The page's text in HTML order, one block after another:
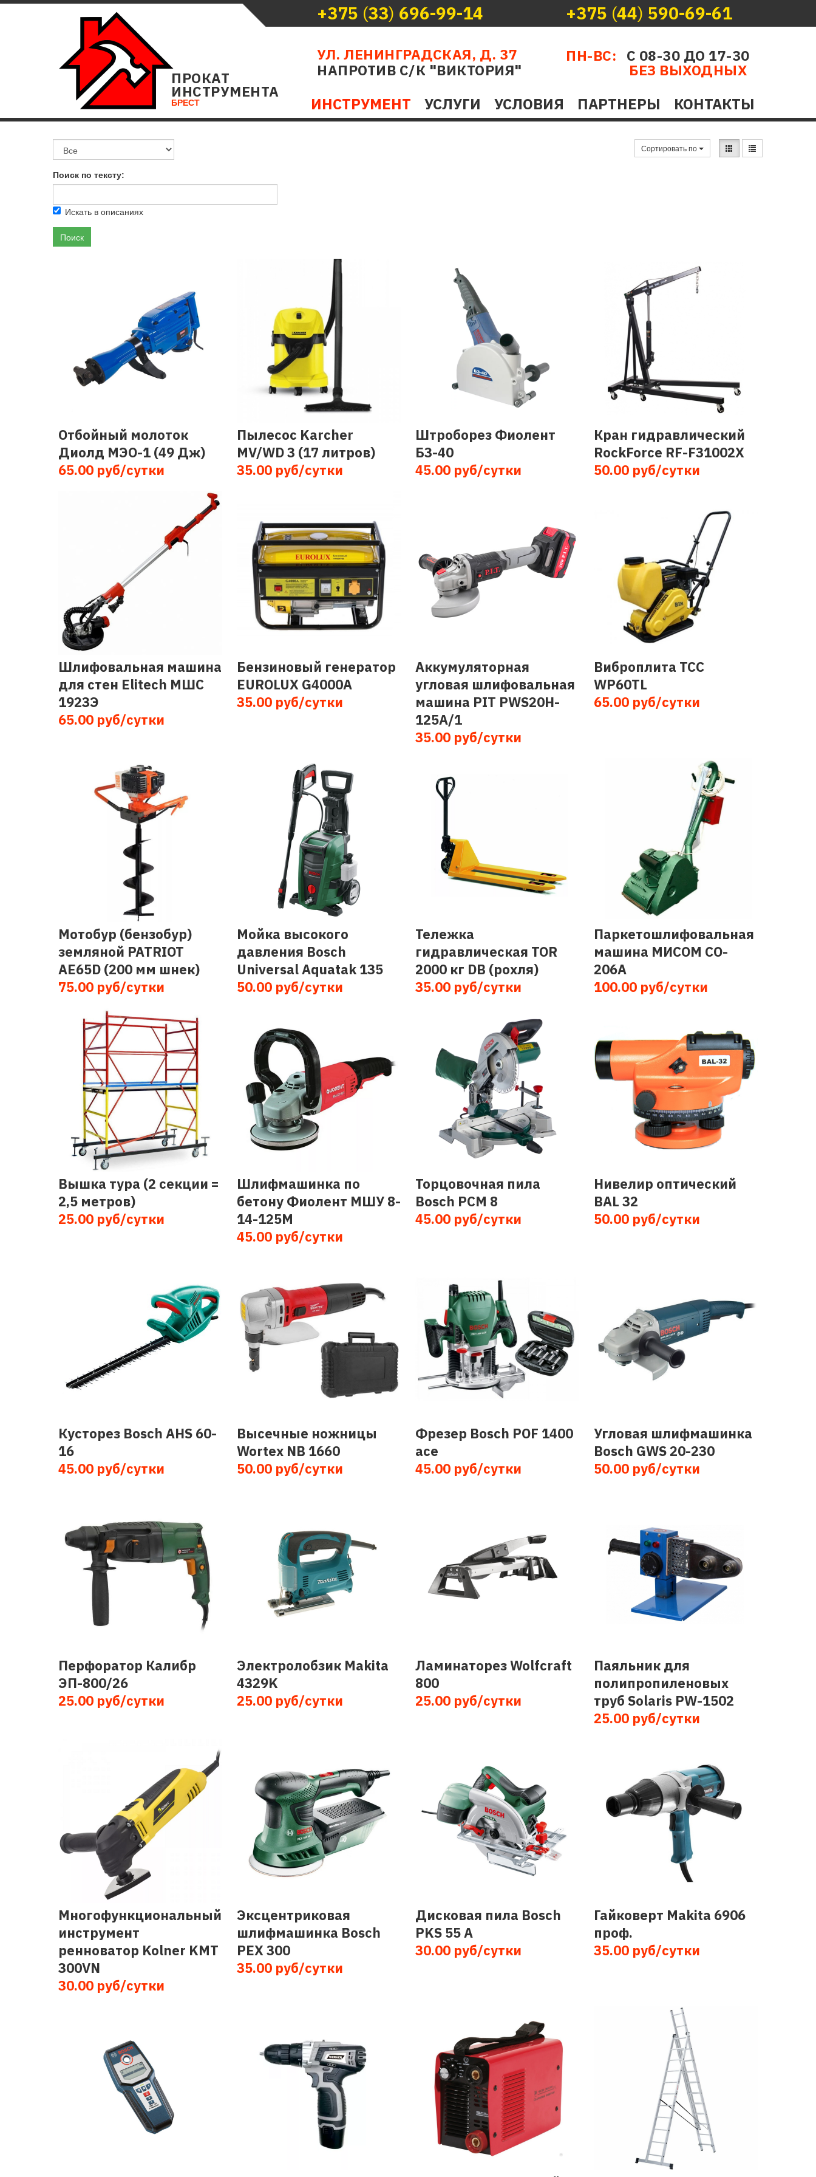
УЛ. ЛЕНИНГРАДСКАЯ, Д. 37
+375 (33) 696-99-14
ИНСТРУМЕНТ УСЛУГИ УСЛОВИЯ ПАРТНЕРЫ КОНТАКТЫ
ПН-ВС: С 08-30 ДО 17-30
НАПРОТИВ С/К "ВИКТОРИЯ"
БЕЗ ВЫХОДНЫХ
+375 (44) 590-69-61
ПРОКАТ
ИНСТРУМЕНТА
БРЕСТ
Сортировать по
Поиск по тексту:
Искать в описаниях
Поиск
Отбойный молоток
Диолд МЭО-1 (49 Дж)
65.00 руб/сутки
Пылесос Karcher
MV/WD 3 (17 литров)
35.00 руб/сутки
Штроборез Фиолент
Б3-40
45.00 руб/сутки
Кран гидравлический
RockForce RF-F31002X
50.00 руб/сутки
Шлифовальная машина
для стен Elitech МШС
1923Э
65.00 руб/сутки
Бензиновый генератор
EUROLUX G4000A
35.00 руб/сутки
Аккумуляторная
угловая шлифовальная
машина PIT PWS20H-
125A/1
35.00 руб/сутки
Виброплита TCC
WP60TL
65.00 руб/сутки
Мотобур (бензобур)
земляной PATRIOT
AE65D (200 мм шнек)
75.00 руб/сутки
Мойка высокого
давления Bosch
Universal Aquatak 135
50.00 руб/сутки
Тележка
гидравлическая TOR
2000 кг DB (рохля)
35.00 руб/сутки
Паркетошлифовальная
машина МИСОМ CO-
206А
100.00 руб/сутки
Вышка тура (2 секции =
2,5 метров)
25.00 руб/сутки
Шлифмашинка по
бетону Фиолент МШУ 8-
14-125М
45.00 руб/сутки
Торцовочная пила
Bosch PCM 8
45.00 руб/сутки
Нивелир оптический
BAL 32
50.00 руб/сутки
Кусторез Bosch AHS 60-
16
45.00 руб/сутки
Высечные ножницы
Wortex NB 1660
50.00 руб/сутки
Фрезер Bosch POF 1400
ace
45.00 руб/сутки
Угловая шлифмашинка
Bosch GWS 20-230
50.00 руб/сутки
Перфоратор Калибр
ЭП-800/26
25.00 руб/сутки
Электролобзик Makita
4329K
25.00 руб/сутки
Ламинаторез Wolfcraft
800
25.00 руб/сутки
Паяльник для
полипропиленовых
труб Solaris PW-1502
25.00 руб/сутки
Многофункциональный
инструмент
ренноватор Kolner KMT
300VN
30.00 руб/сутки
Эксцентриковая
шлифмашинка Bosch
PEX 300
35.00 руб/сутки
Дисковая пила Bosch
PKS 55 A
30.00 руб/сутки
Гайковерт Makita 6906
проф.
35.00 руб/сутки